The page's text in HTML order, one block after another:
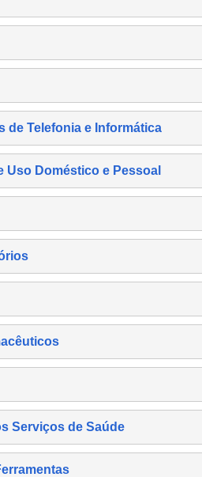
de Telefonia e Informática
Uso Doméstico e Pessoal
Serviços de Saúde